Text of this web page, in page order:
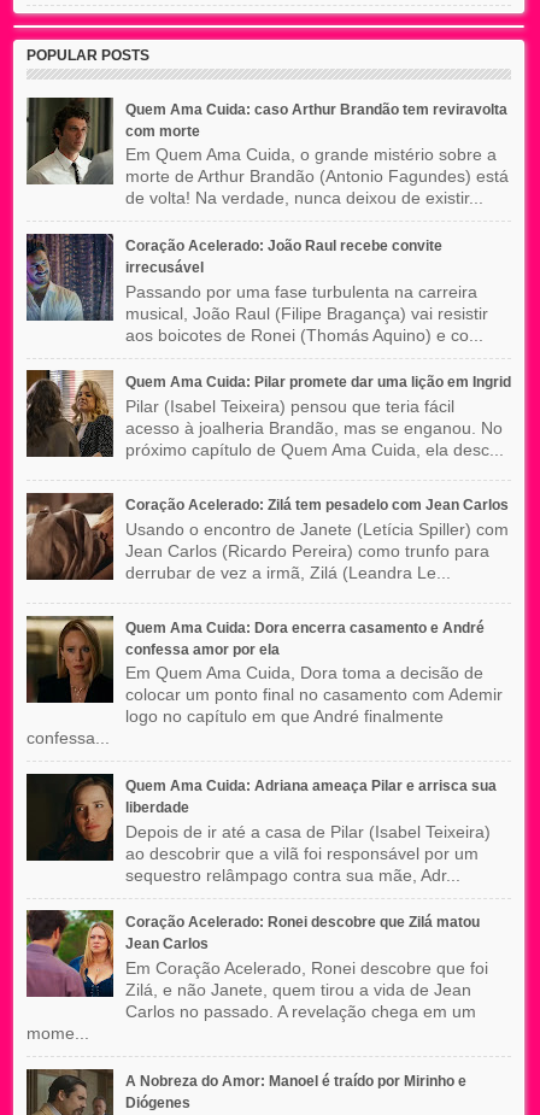
POPULAR POSTS
Quem Ama Cuida: caso Arthur Brandão tem reviravolta
com morte
Em Quem Ama Cuida, o grande mistério sobre a
morte de Arthur Brandão (Antonio Fagundes) está
de volta! Na verdade, nunca deixou de existir...
Coração Acelerado: João Raul recebe convite
irrecusável
Passando por uma fase turbulenta na carreira
musical, João Raul (Filipe Bragança) vai resistir
aos boicotes de Ronei (Thomás Aquino) e co...
Quem Ama Cuida: Pilar promete dar uma lição em Ingrid
Pilar (Isabel Teixeira) pensou que teria fácil
acesso à joalheria Brandão, mas se enganou. No
próximo capítulo de Quem Ama Cuida, ela desc...
Coração Acelerado: Zilá tem pesadelo com Jean Carlos
Usando o encontro de Janete (Letícia Spiller) com
Jean Carlos (Ricardo Pereira) como trunfo para
derrubar de vez a irmã, Zilá (Leandra Le...
Quem Ama Cuida: Dora encerra casamento e André
confessa amor por ela
Em Quem Ama Cuida, Dora toma a decisão de
colocar um ponto final no casamento com Ademir
logo no capítulo em que André finalmente
confessa...
Quem Ama Cuida: Adriana ameaça Pilar e arrisca sua
liberdade
Depois de ir até a casa de Pilar (Isabel Teixeira)
ao descobrir que a vilã foi responsável por um
sequestro relâmpago contra sua mãe, Adr...
Coração Acelerado: Ronei descobre que Zilá matou
Jean Carlos
Em Coração Acelerado, Ronei descobre que foi
Zilá, e não Janete, quem tirou a vida de Jean
Carlos no passado. A revelação chega em um
mome...
A Nobreza do Amor: Manoel é traído por Mirinho e
Diógenes